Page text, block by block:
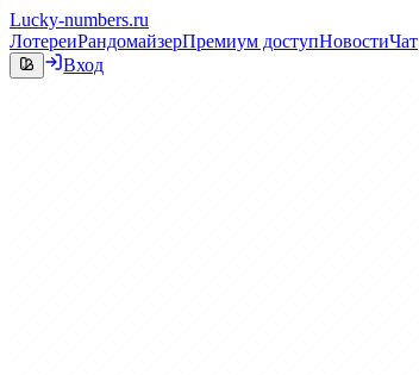
Lucky-numbers.ru
ЛотереиРандомайзерПремиум доступНовостиЧат
Вход